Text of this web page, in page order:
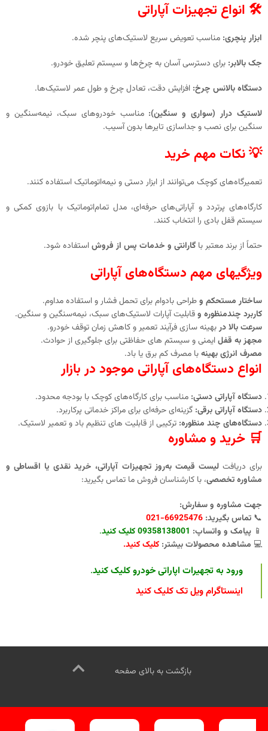
🛠️ انواع تجهیزات آپاراتی
ابزار پنچری: مناسب تعویض سریع لاستیک‌های پنچر شده.
جک بالابر: برای دسترسی آسان به چرخ‌ها و سیستم تعلیق خودرو.
دستگاه بالانس چرخ: افزایش دقت، تعادل چرخ و طول عمر لاستیک‌ها.
لاستیک درار (سواری و سنگین): مناسب خودروهای سبک، نیمه‌سنگین و
سنگین برای نصب و جداسازی تایرها بدون آسیب.
💡 نکات مهم خرید
تعمیرگاه‌های کوچک می‌توانند از ابزار دستی و نیمه‌اتوماتیک استفاده کنند.
کارگاه‌های پرتردد و آپاراتی‌های حرفه‌ای، مدل تمام‌اتوماتیک با بازوی کمکی و
سیستم قفل بادی را انتخاب کنند.
حتماً از برند معتبر با گارانتی و خدمات پس از فروشاستفاده شود.
ویژگیهای مهم دستگاه‌های آپاراتی
ساختار مستحکم وطراحی بادوام برای تحمل فشار و استفاده مداوم.
کاربرد چندمنظوره وقابلیت آپارات لاستیک‌های سبک، نیمه‌سنگین و سنگین.
سرعت بالا دربهینه‌ سازی فرآیند تعمیر و کاهش زمان توقف خودرو.
مجهز به قفلایمنی و سیستم‌ های حفاظتی برای جلوگیری از حوادث.
مصرف انرژی بهینهبا مصرف کم برق یا باد.
انواع دستگاه‌های آپاراتی موجود در بازار
دستگاه آپاراتی دستی: مناسب برای کارگاه‌های کوچک با بودجه محدود.
دستگاه آپاراتی برقی: گزینه‌ای حرفه‌ای برای مراکز خدماتی پرکاربرد.
دستگاه‌های چند منظوره: ترکیبی از قابلیت های تنظیم باد و تعمیر لاستیک.
🛒 خرید و مشاوره
برای دریافتلیست قیمت به‌روز تجهیزات آپاراتی، خرید نقدی یا اقساطی و
مشاوره تخصصی، با کارشناسان فروش ما تماس بگیرید:
جهت مشاوره و سفارش:
📞 تماس بگیرید: 66925476-021
📱 پیامک و واتساپ: 09358138001 کلیک کنید
.
💻 مشاهده محصولات بیشتر: کلیک کنید.
ورود به تجهیرات اپاراتی خودرو کلیک کنید.
اینستاگرام ویل تک کلیک کنید
بازگشت به بالای صفحه